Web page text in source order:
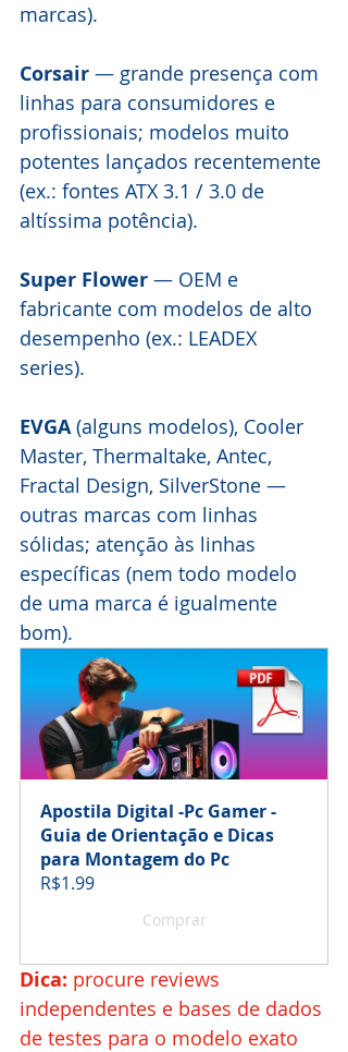
marcas).
Corsair — grande presença com
linhas para consumidores e
profissionais; modelos muito
potentes lançados recentemente
(ex.: fontes ATX 3.1 / 3.0 de
altíssima potência).
Super Flower — OEM e
fabricante com modelos de alto
desempenho (ex.: LEADEX
series).
EVGA (alguns modelos), Cooler
Master, Thermaltake, Antec,
Fractal Design, SilverStone —
outras marcas com linhas
sólidas; atenção às linhas
específicas (nem todo modelo
de uma marca é igualmente
bom).
Apostila Digital -Pc Gamer -
Guia de Orientação e Dicas
para Montagem do Pc
R$1.99
Comprar
Dica: procure reviews
independentes e bases de dados
de testes para o modelo exato